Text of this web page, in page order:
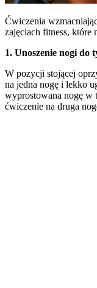
Ćwiczenia
zajęciach fitness,
1. Unoszenie nogi do
W pozycji stojącej
na jedna nogę i lekko
wyprostowana nogę
ćwiczenie na druga